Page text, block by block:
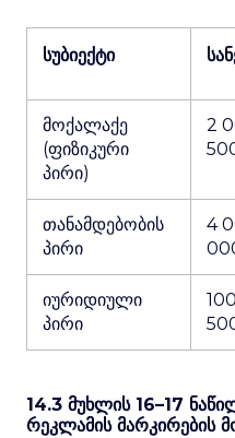
სუბიექტი
მოქალაქე
(ფიზიკური
პირი)
2
თანამდებობის
პირი
4
იურიდიული
პირი
14.3 მუხლის 16–17
რეკლამის მარკირების